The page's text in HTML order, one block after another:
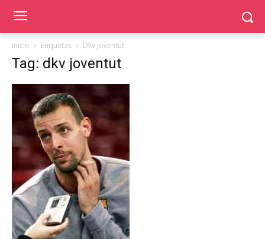
Inicio Etiquetas Dkv joventut
Tag: dkv joventut